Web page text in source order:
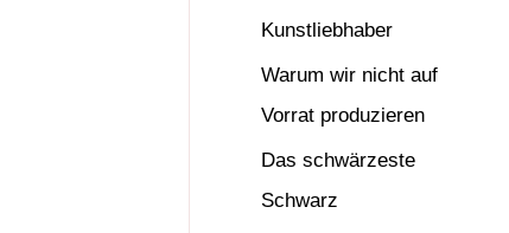
Kunstliebhaber
Warum wir nicht auf
Vorrat produzieren
Das schwärzeste
Schwarz